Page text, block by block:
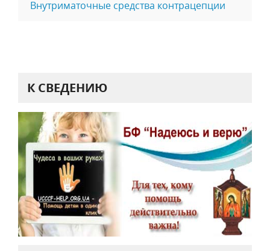
Внутриматочные средства контрацепции
К СВЕДЕНИЮ